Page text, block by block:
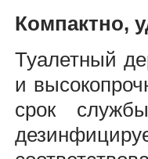
Компактно,
Туалетный
и
срок